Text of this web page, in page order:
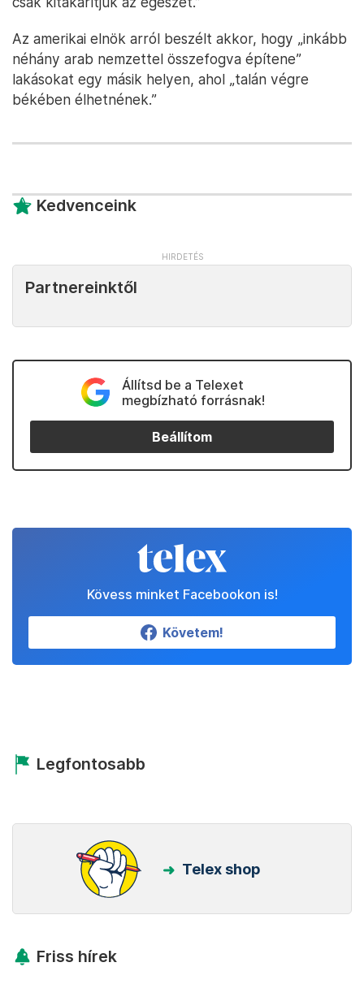
Az amerikai elnök arról beszélt akkor, hogy „inkább
néhány arab nemzettel összefogva építene”
lakásokat egy másik helyen, ahol „talán végre
békében élhetnének.”
Kedvenceink
Partnereinktől
Állítsd be a Telexet
megbízható forrásnak!
Beállítom
Kövess minket Facebookon is!
Követem!
Legfontosabb
Telex shop
Friss hírek